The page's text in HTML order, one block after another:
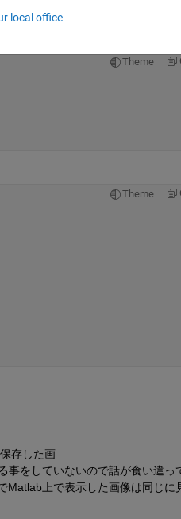
Theme
Theme
存した画
事をしていないので話が食い違っ
Matlab上で表示した画像は同じに
local office